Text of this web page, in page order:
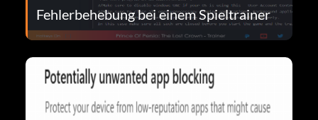
Fehlerbehebung bei einem Spieltrainer